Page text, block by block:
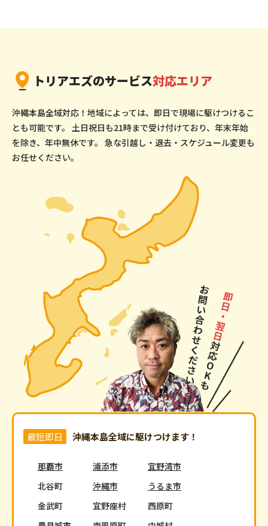
トリアエズのサービス対応エリア
沖縄本島全域対応！地域によっては、即日で現場に駆けつけるこ
とも可能です。 土日祝日も21時まで受け付けており、年末年始
を除き、年中無休です。 急な引越し・退去・スケジュール変更も
お任せください。
最短即日 沖縄本島全域に駆けつけます！
那覇市 浦添市
宜野湾市
北谷町
沖縄市
うるま市
金武町
宜野座村
西原町